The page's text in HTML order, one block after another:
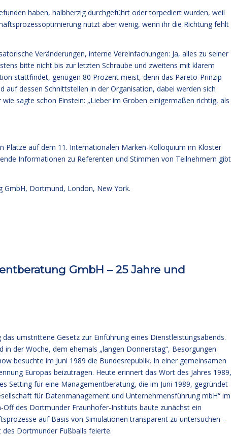
haben, halbherzig durchgeführt oder torpediert wurden, weil
nutzt aber wenig, wenn ihr die Richtung fehlt
Veränderungen, interne Vereinfachungen: Ja, alles zu seiner
bitte nicht bis zur letzten Schraube und zweitens mit klarem
stattfindet, genügen 80 Prozent meist, denn das Pareto-Prinzip
auf dessen Schnittstellen in der Organisation, dabei werden sich
sagte schon Einstein: „Lieber im Groben einigermaßen richtig, als
Plätze auf dem 11. Internationalen Marken-Kolloquium im Kloster
Informationen zu Referenten und Stimmen von Teilnehmern gibt
Dortmund, London, New York.
GmbH – 25 Jahre und
umstrittene Gesetz zur Einführung eines Dienstleistungsabends.
der Woche, dem ehemals „langen Donnerstag“, Besorgungen
besuchte im Juni 1989 die Bundesrepublik. In einer gemeinsamen
Europas beizutragen. Heute erinnert das Wort des Jahres 1989,
Setting für eine Managementberatung, die im Juni 1989, gegründet
für Datenmanagement und Unternehmensführung mbH“ im
des Dortmunder Fraunhofer-Instituts baute zunächst ein
auf Basis von Simulationen transparent zu untersuchen –
Dortmunder Fußballs feierte.